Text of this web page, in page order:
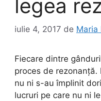
legea
iulie 4, 2017 de Maria
Fiecare dintre
proces de rezonanță.
nu ni s-au împlinit
lucruri pe care nu ni